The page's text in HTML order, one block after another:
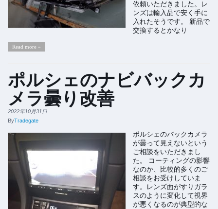
依頼いただきました。レ
ンズは輸入品で安く手に
入れたそうです。 新品で
交換するとかなり
Read more »
ポルシェのナビバックカ
メラ曇り改善
2022年10月31日
ByTradegate
ポルシェのバックカメラ
が曇って見えないという
ご相談をいただきまし
た。 コーティングの影響
なのか、比較的多くのご
相談をお受けしていま
す。レンズ面がすりガラ
スのように変化して視界
が悪くなるのが典型的な